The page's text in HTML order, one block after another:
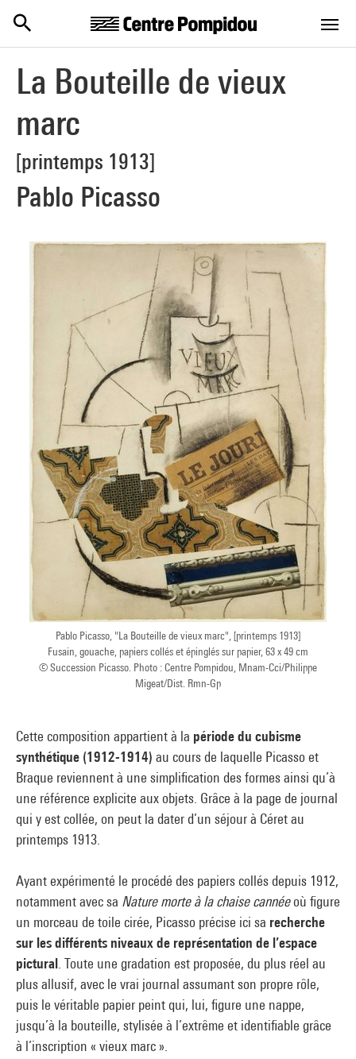
La Bouteille de vieux
marc
[printemps 1913]
Pablo Picasso
Pablo Picasso, "La Bouteille de vieux marc", [printemps 1913]
Fusain, gouache, papiers collés et épinglés sur papier, 63 x 49 cm
© Succession Picasso. Photo : Centre Pompidou, Mnam-Cci/Philippe
Migeat/Dist. Rmn-Gp
Cette composition appartient à la période du cubisme
synthétique (1912-1914) au cours de laquelle Picasso et
Braque reviennent à une simplification des formes ainsi qu’à
une référence explicite aux objets. Grâce à la page de journal
qui y est collée, on peut la dater d’un séjour à Céret au
printemps 1913.
Ayant expérimenté le procédé des papiers collés depuis 1912,
notamment avec sa Nature morte à la chaise cannéeoù figure
un morceau de toile cirée, Picasso précise ici sa recherche
sur les différents niveaux de représentation de l’espace
pictural . Toute une gradation est proposée, du plus réel au
plus allusif, avec le vrai journal assumant son propre rôle,
puis le véritable papier peint qui, lui, figure une nappe,
jusqu’à la bouteille, stylisée à l’extrême et identifiable grâce
à l’inscription « vieux marc ».